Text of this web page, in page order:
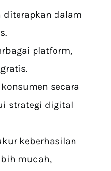
diterapkan dalam
platform,
secara
strategi digital
keberhasilan
mudah,